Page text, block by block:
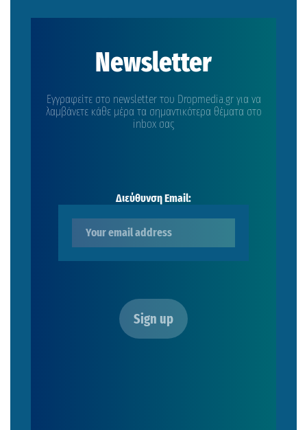
Newsletter
Εγγραφείτε στο newsletter του Dropmedia.gr για να
λαμβάνετε κάθε μέρα τα σημαντικότερα θέματα στο
inbox σας
Διεύθυνση Email: